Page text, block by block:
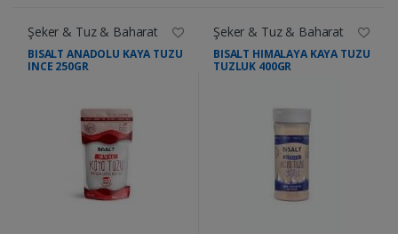
Şeker & Tuz & Baharat
BISALT ANADOLU KAYA TUZU
INCE 250GR
Şeker & Tuz & Baharat
BISALT HIMALAYA KAYA TUZU
TUZLUK 400GR